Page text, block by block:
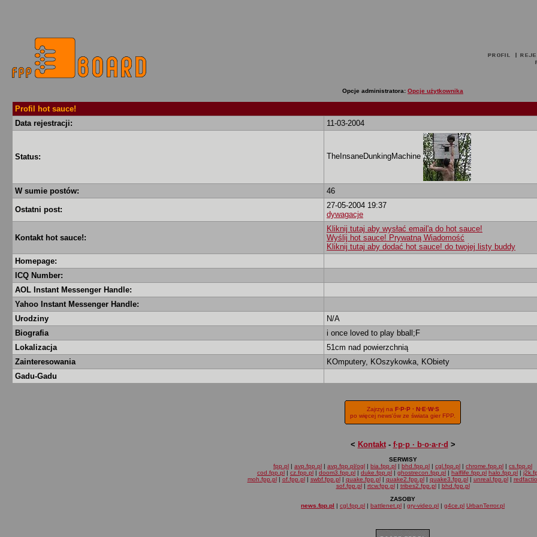
Opcje administratora: Opcje użytkownika
Profil hot sauce!
Data rejestracji: 11-03-2004
Status: TheInsaneDunkingMachine
W sumie postów: 46
Ostatni post:
27-05-2004 19:37
dywagacje
Kontakt hot sauce!:
Kliknij tutaj aby wysłać email'a do hot sauce!
Wyślij hot sauce! Prywatną Wiadomość
Kliknij tutaj aby dodać hot sauce! do twojej listy buddy
Homepage:
ICQ Number:
AOL Instant Messenger Handle:
Yahoo Instant Messenger Handle:
Urodziny
N/A
Biografia
i once loved to play bball;F
Lokalizacja
51cm nad powierzchnią
Zainteresowania
KOmputery, KOszykowka, KObiety
Gadu-Gadu
Zajrzyj na F·P·P · N·E·W·S
po więcej news'ów ze świata gier FPP.
< Kontakt- f·p·p · b·o·a·r·d >
SERWISY
fpp.pl | avp.fpp.pl | avp.fpp.pl/ogl | bia.fpp.pl | bhd.fpp.pl | cgl.fpp.pl | chrome.fpp.pl | cs.fpp.pl
cod.fpp.pl | cz.fpp.pl | doom3.fpp.pl | duke.fpp.pl | ghostrecon.fpp.pl | halflife.fpp.pl halo.fpp.pl |
moh.fpp.pl| of.fpp.pl| swbf.fpp.pl| quake.fpp.pl| quake2.fpp.pl| quake3.fpp.pl| unreal.fpp.pl|
sof.fpp.pl| rtcw.fpp.pl| tribes2.fpp.pl| bhd.fpp.pl
ZASOBY
news.fpp.pl | cgl.fpp.pl | battlenet.pl | gry-video.pl | g4ce.pl UrbanTerror.pl